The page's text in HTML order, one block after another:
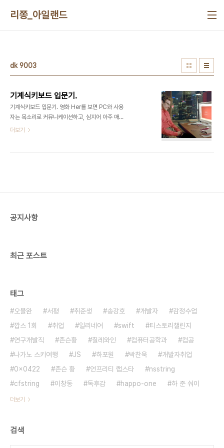
리쫑_아일랜드
dk 9003
기계식키보드 입문기.
기계식키보드 입문기. 영화 Her를 보면 PC와 사용
자는 목소리로 커뮤니케이션하고, 심지어 아주 매끄
럽게 서로를 이해한다. 101개짜리 버튼과 마우스로
는 소리를 들을때아 저 느낌은 뭘까.. 너무 궁금하다
더보기
공지사항
최근 포스트
태그
오블완 서평 취준생 송강호 개발자
감정수업
깝스 1회
취업 일리네어 swift
티스토리챌린지
연구개발직
존슨황 칠레와인 컴퓨터공학과
컴공
나가노 스키여행
JS 하포원 박찬욱
개발자취업
0x0422
존슨 황 언프리티 랩스타
nsstring
cfstring
이창동 독후감 happo-one 하 준 숴이
더보기
검색